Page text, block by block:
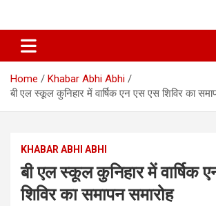
Home
Khabar Abhi Abhi
बी एल स्कूल कुनिहार में वार्षिक एन एस एस शिविर का
KHABAR ABHI ABHI
बी एल स्कूल कुनिहार में वार्षिक
शिविर का समापन समारोह